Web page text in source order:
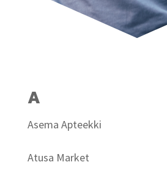
A
Asema Apteekki
Atusa Market